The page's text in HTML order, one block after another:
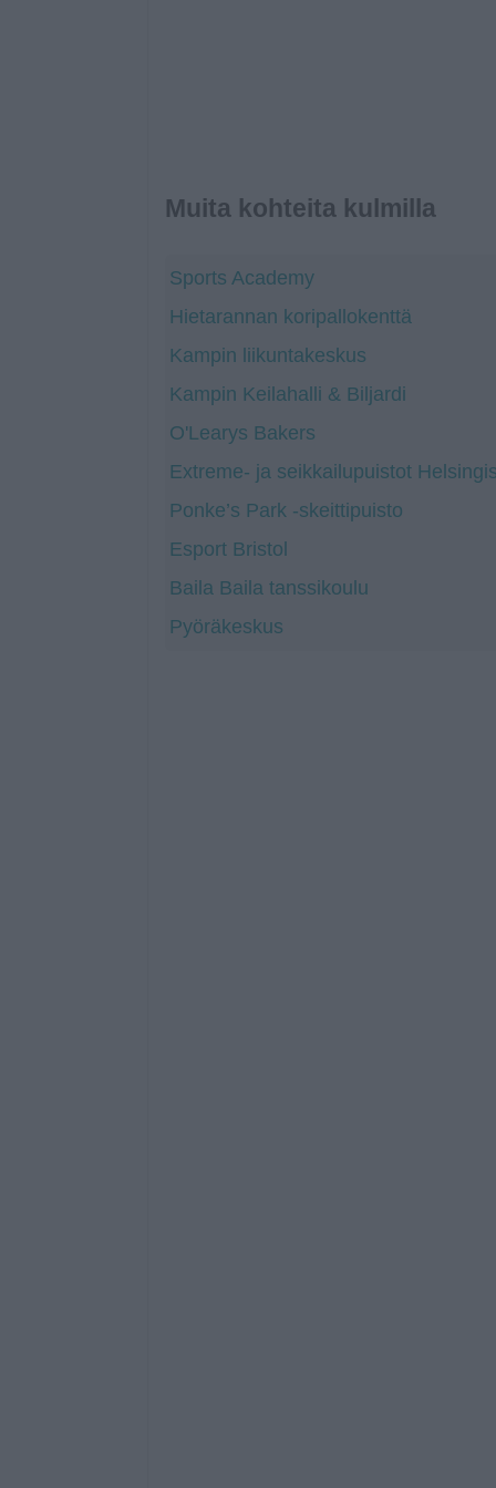
Muita kohteita kulmilla
Sports Academy
Hietarannan koripallokenttä
Kampin liikuntakeskus
Kampin Keilahalli & Biljardi
O'Learys Bakers
Extreme- ja seikkailupuistot
Ponke’s Park -skeittipuisto
Esport Bristol
Baila Baila tanssikoulu
Pyöräkeskus